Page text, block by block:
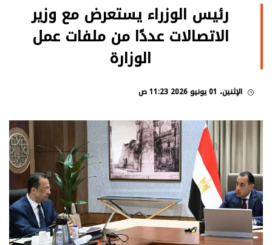
رئيس الوزراء يستعرض مع وزير
الاتصالات عددًا من ملفات عمل
الوزارة
الإثنين، 01 يونيو 2026 11:23 ص